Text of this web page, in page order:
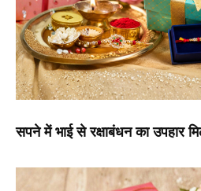
सपने में भाई से रक्षाबंधन का उपहार